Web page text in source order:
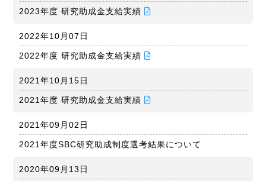
2023年度 研究助成金支給実績
2022年10月07日
2022年度 研究助成金支給実績
2021年10月15日
2021年度 研究助成金支給実績
2021年09月02日
2021年度SBC研究助成制度選考結果について
2020年09月13日